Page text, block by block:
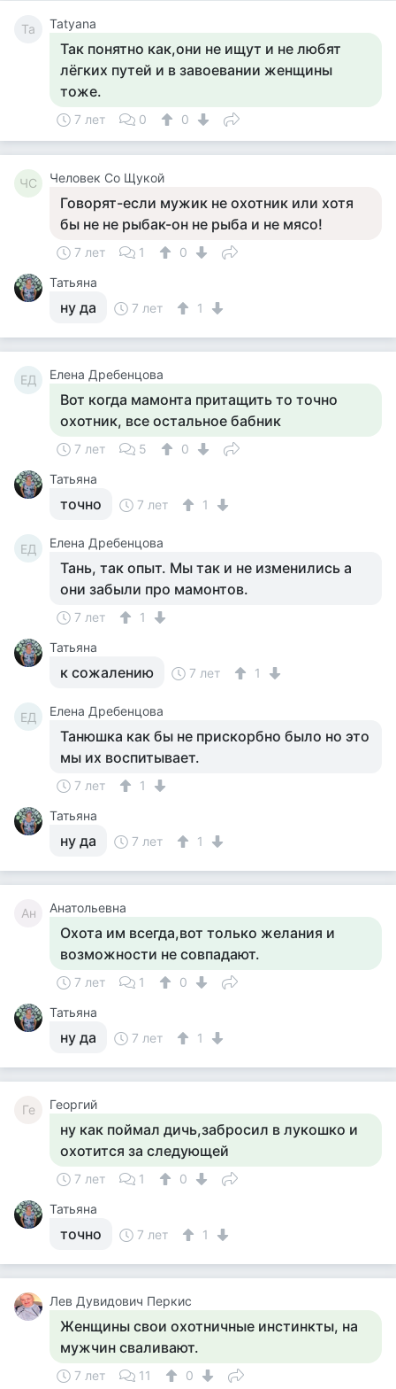
Ta Tatyana
Так понятно как,они не ищут и не любят
лёгких путей и в завоевании женщины
тоже.
7 лет 0 0
ЧС Человек Со Щукой
Говорят-если мужик не охотник или хотя
бы не не рыбак-он не рыба и не мясо!
7 лет 1
0
Татьяна
ну да 7 лет 1
ЕД Елена Дребенцова
Вот когда мамонта притащить то точно
охотник, все остальное бабник
7 лет 5
0
Татьяна
точно 7 лет 1
ЕД Елена Дребенцова
Тань, так опыт. Мы так и не изменились а
они забыли про мамонтов.
7 лет
1
Татьяна
к сожалению 7 лет 1
ЕД Елена Дребенцова
Танюшка как бы не прискорбно было но это
мы их воспитывает.
7 лет
1
Татьяна
ну да 7 лет 1
Ан Анатольевна
Охота им всегда,вот только желания и
возможности не совпадают.
7 лет 1
0
Татьяна
ну да 7 лет 1
Ге Георгий
ну как поймал дичь,забросил в лукошко и
охотится за следующей
7 лет 1
0
Татьяна
точно 7 лет 1
Лев Дувидович Перкис
Женщины свои охотничные инстинкты, на
мужчин сваливают.
7 лет 11 0